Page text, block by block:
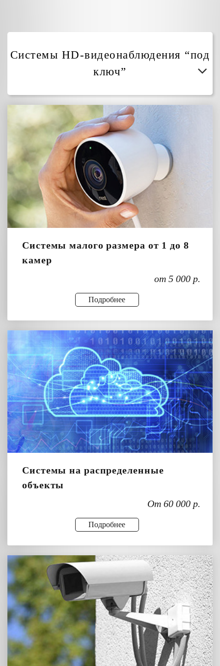
Системы HD-видеонаблюдения “под
ключ”
Системы малого размера от 1 до 8
камер
от 5 000 р.
Подробнее
Системы на распределенные
объекты
От 60 000 р.
Подробнее